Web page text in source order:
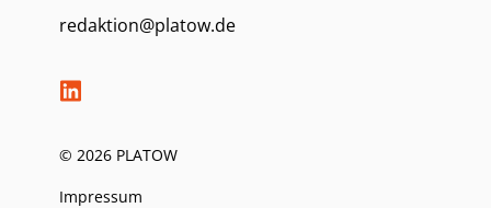
redaktion@platow.de
© 2026 PLATOW
Impressum